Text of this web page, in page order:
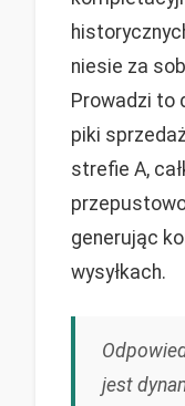
niesie za
Prowadzi to
piki
strefie A,
generując
wysyłkach.
jest